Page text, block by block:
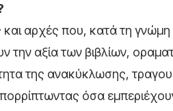
και αρχές που, κατά τη
την αξία των βιβλίων,
της ανακύκλωσης,
όσα